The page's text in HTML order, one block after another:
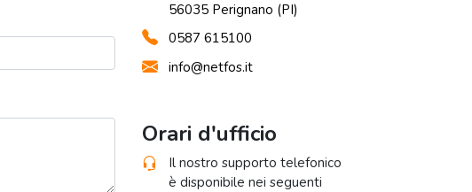
56035 Perignano (PI)
0587 615100
info@netfos.it
Orari d'ufficio
Il nostro supporto telefonico
è disponibile nei seguenti